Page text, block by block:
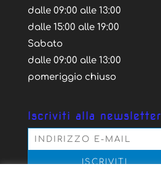
dalle 09:00 alle 13:00
dalle 15:00 alle 19:00
Sabato
dalle 09:00 alle 13:00
pomeriggio chiuso
Iscriviti alla newsletter